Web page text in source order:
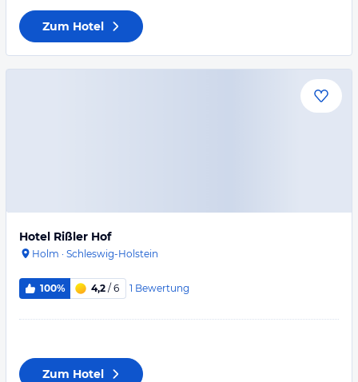
Zum Hotel
Hotel Rißler Hof
Holm · Schleswig-Holstein
100% 4,2 / 6 1 Bewertung
Zum Hotel